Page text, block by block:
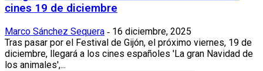
cines 19 de diciembre
Marco Sánchez Sequera - 16 diciembre, 2025
Tras pasar por el Festival de Gijón, el próximo viernes, 19 de
diciembre, llegará a los cines españoles 'La gran Navidad de
los animales',...